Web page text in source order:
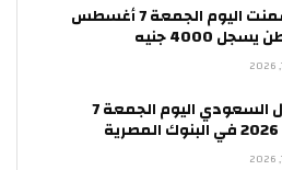
سعر الأسمنت اليوم الجمعة 7 أغسطس
سعر الريال السعودي اليوم الجمعة 7